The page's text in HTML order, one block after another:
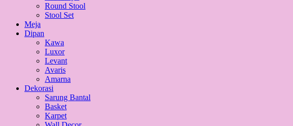
Round Stool
Stool Set
Meja
Dipan
Kawa
Luxor
Levant
Avaris
Amarna
Dekorasi
Sarung Bantal
Basket
Karpet